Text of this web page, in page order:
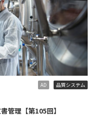
AD 品質システム
管理【第105回】